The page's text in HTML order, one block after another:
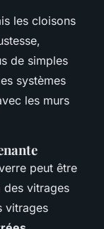
les cloisons
de simples
systèmes
les murs
peut être
des vitrages
vitrages